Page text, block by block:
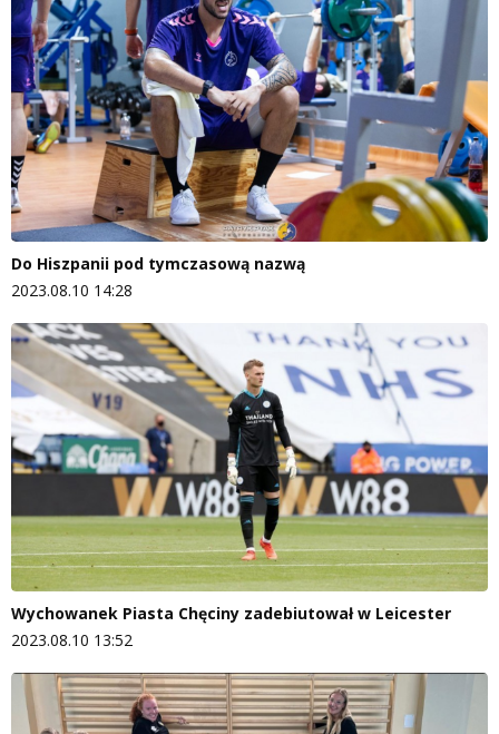
Do Hiszpanii pod tymczasową nazwą
2023.08.10 14:28
Wychowanek Piasta Chęciny zadebiutował w Leicester
2023.08.10 13:52